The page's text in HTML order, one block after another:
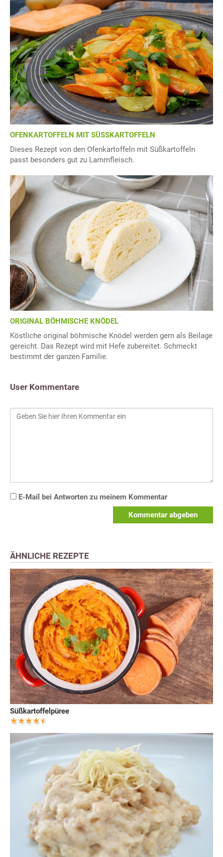
OFENKARTOFFELN MIT SÜSSKARTOFFELN
Dieses Rezept von den Ofenkartoffeln mit Süßkartoffeln
passt besonders gut zu Lammfleisch.
ORIGINAL BÖHMISCHE KNÖDEL
Köstliche original böhmische Knödel werden gern als Beilage
gereicht. Das Rezept wird mit Hefe zubereitet. Schmeckt
bestimmt der ganzen Familie.
User Kommentare
E-Mail bei Antworten zu meinem Kommentar
Kommentar abgeben
ÄHNLICHE REZEPTE
Süßkartoffelpüree